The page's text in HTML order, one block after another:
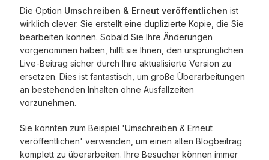
Die Option Umschreiben & Erneut veröffentlichen ist
wirklich clever. Sie erstellt eine duplizierte Kopie, die Sie
bearbeiten können. Sobald Sie Ihre Änderungen
vorgenommen haben, hilft sie Ihnen, den ursprünglichen
Live-Beitrag sicher durch Ihre aktualisierte Version zu
ersetzen. Dies ist fantastisch, um große Überarbeitungen
an bestehenden Inhalten ohne Ausfallzeiten
vorzunehmen.
Sie könnten zum Beispiel 'Umschreiben & Erneut
veröffentlichen' verwenden, um einen alten Blogbeitrag
komplett zu überarbeiten. Ihre Besucher können immer